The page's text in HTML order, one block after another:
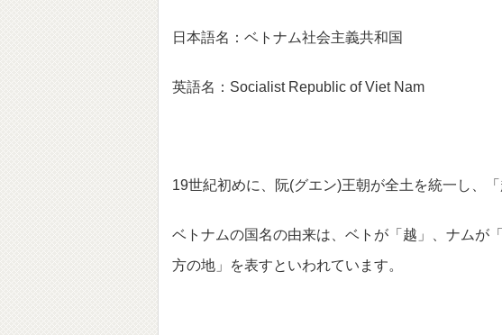
日本語名：ベトナム社会主義共和国
英語名：Socialist Republic of Viet Nam
19世紀初めに、阮(グエン)王朝が全土を統一し、「
ベトナムの国名の由来は、ベトが「越」、ナムが
方の地」を表すといわれています。